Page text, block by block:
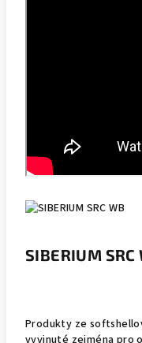
SIBERIUM SRC
Produkty ze
vyvinuté zejména pro